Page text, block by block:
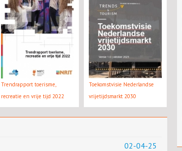
Trendrapport toerisme,
recreatie en vrije tijd 2022
Toekomstvisie Nederlandse
vrijetijdsmarkt 2030
02-04-25